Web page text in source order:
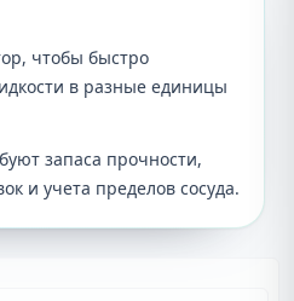
чтобы быстро
в разные единицы
запаса прочности,
и учета пределов сосуда.